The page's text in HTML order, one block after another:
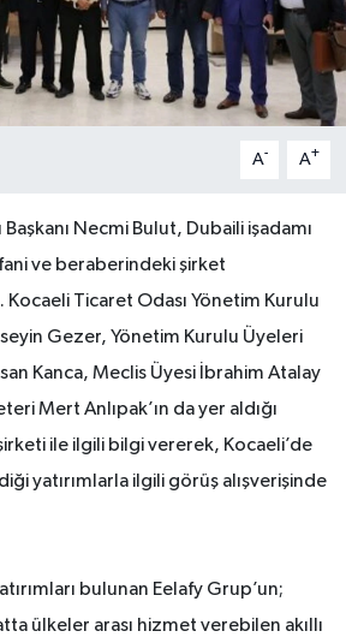
A- A+
Necmi Bulut, Dubaili işadamı
ve beraberindeki şirket
Kocaeli Ticaret Odası Yönetim Kurulu
Gezer, Yönetim Kurulu Üyeleri
Kanca, Meclis Üyesi İbrahim Atalay
Mert Anlıpak’ın da yer aldığı
ile ilgili bilgi vererek, Kocaeli’de
yatırımlarla ilgili görüş alışverişinde
bulunan Eelafy Grup’un;
ülkeler arası hizmet verebilen akıllı